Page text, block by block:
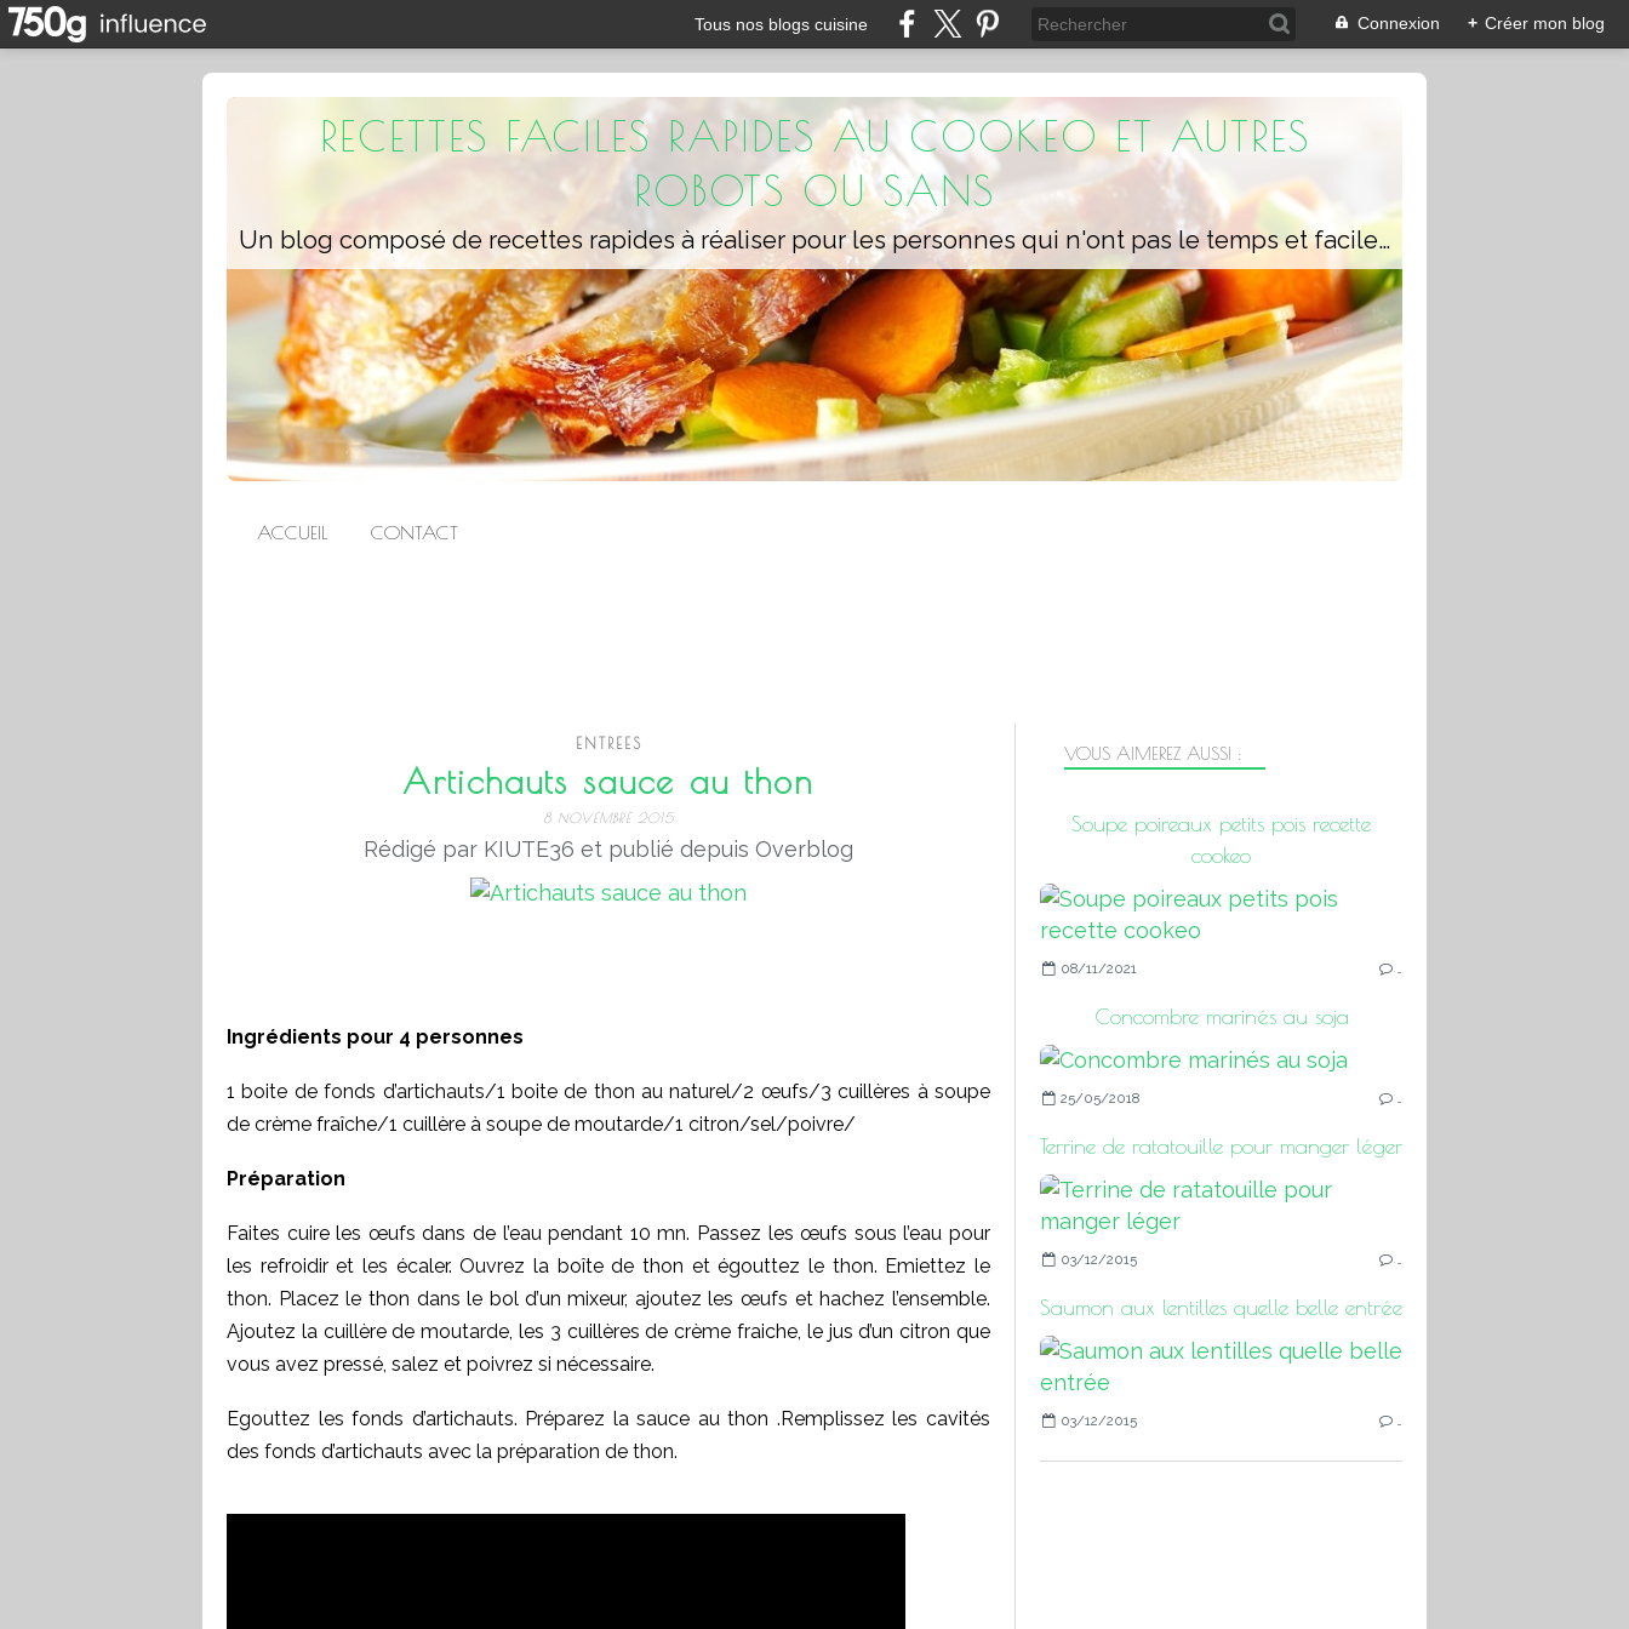
Tous nos blogs cuisine Connexion + Créer mon blog
RECETTES FACILES RAPIDES AU COOKEO ET AUTRES
ROBOTS OU SANS
Un blog composé de recettes rapides à réaliser pour les personnes qui n'ont pas le temps et faciles pour pouvoir se régaler ou régaler toute la famille avec ou sans robot
ACCUEIL CONTACT
ENTREES
Artichauts sauce au thon
8 NOVEMBRE 2015
Rédigé par KIUTE36 et publié depuis Overblog
Ingrédients pour 4 personnes
1 boite de fonds d’artichauts/1 boite de thon au naturel/2 œufs/3 cuillères à soupe
de crème fraîche/1 cuillère à soupe de moutarde/1 citron/sel/poivre/
Préparation
Faites cuire les œufs dans de l’eau pendant 10 mn. Passez les œufs sous l’eau pour
les refroidir et les écaler. Ouvrez la boîte de thon et égouttez le thon. Emiettez le
thon. Placez le thon dans le bol d’un mixeur, ajoutez les œufs et hachez l’ensemble.
Ajoutez la cuillère de moutarde, les 3 cuillères de crème fraiche, le jus d’un citron que
vous avez pressé, salez et poivrez si nécessaire.
Egouttez les fonds d’artichauts. Préparez la sauce au thon .Remplissez les cavités
des fonds d’artichauts avec la préparation de thon.
VOUS AIMEREZ AUSSI :
Soupe poireaux petits pois recette
cookeo
08/11/2021 …
Concombre marinés au soja
25/05/2018 …
Terrine de ratatouille pour manger léger
03/12/2015 …
Saumon aux lentilles quelle belle entrée
03/12/2015 …